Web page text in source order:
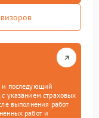
и последующий
указанием страховых
выполнения работ
работ и